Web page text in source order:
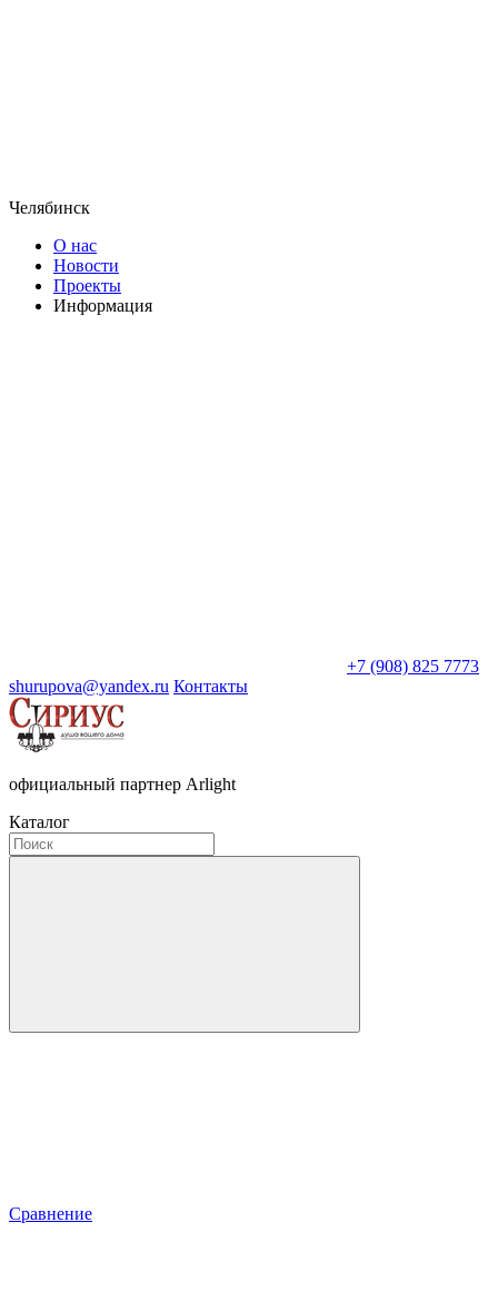
Челябинск
О нас
Новости
Проекты
Информация
+7 (908) 825 7773
shurupova@yandex.ru Контакты
официальный партнер Arlight
Каталог
Сравнение